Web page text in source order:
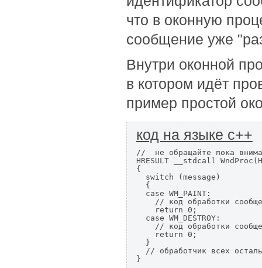
что в оконную
сообщение уже
Внутри оконной
в котором идёт
пример простой
код на языке c++
//  не обращайте пока
HRESULT __stdcall
{
  switch (message)
  {
  case WM_PAINT:
// код обработки
    return 0;
  case WM_DESTROY:
// код обработки
    return 0;
  }
// обработчик всех
}